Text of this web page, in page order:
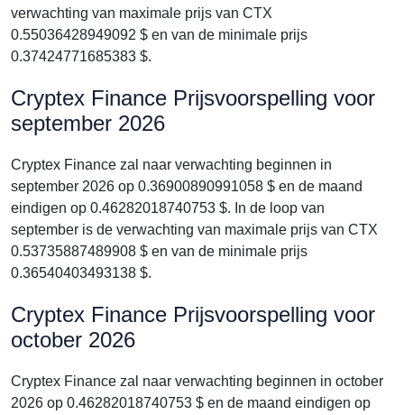
verwachting van maximale prijs van CTX
0.55036428949092 $ en van de minimale prijs
0.37424771685383 $.
Cryptex Finance Prijsvoorspelling voor
september 2026
Cryptex Finance zal naar verwachting beginnen in
september 2026 op 0.36900890991058 $ en de maand
eindigen op 0.46282018740753 $. In de loop van
september is de verwachting van maximale prijs van CTX
0.53735887489908 $ en van de minimale prijs
0.36540403493138 $.
Cryptex Finance Prijsvoorspelling voor
october 2026
Cryptex Finance zal naar verwachting beginnen in october
2026 op 0.46282018740753 $ en de maand eindigen op